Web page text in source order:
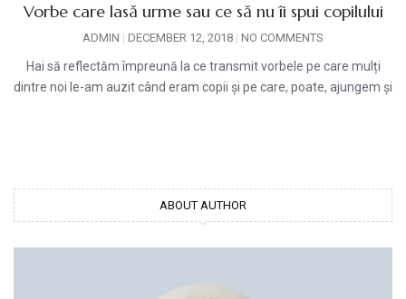
Vorbe care lasă urme sau ce să nu îi spui copilului
ADMIN DECEMBER 12, 2018 NO COMMENTS
Hai să reflectăm împreună la ce transmit vorbele pe care mulți
dintre noi le-am auzit când eram copii și pe care, poate, ajungem și
ABOUT AUTHOR